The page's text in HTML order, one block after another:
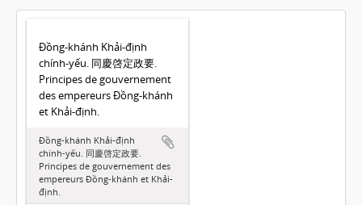
Đồng-khánh Khải-định
chính-yếu. 同慶啓定政要.
Principes de gouvernement
des empereurs Đồng-khánh
et Khải-định.
Đồng-khánh Khải-định
chính-yếu. 同慶啓定政要.
Principes de gouvernement des
empereurs Đồng-khánh et Khải-
định.